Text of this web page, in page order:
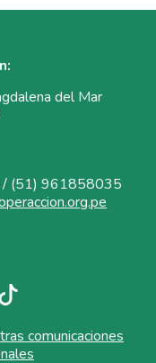
del Mar
(51) 961858035
comunicaciones